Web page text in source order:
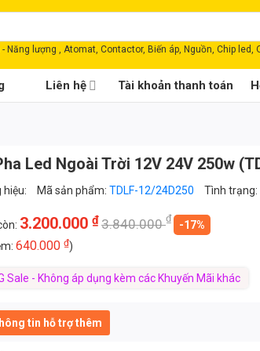
Năng lượng , Atomat, Contactor, Biến áp, Nguồn, Chip led,
Liên hệ Tài khoản thanh toán
Led Ngoài Trời 12V 24V 250w
Mã sản phẩm: TDLF-12/24D250 Tình trạng:
3.200.000 ₫3.840.000₫
-17%
640.000 ₫)
Sale - Không áp dụng kèm các Khuyến Mãi khác
tin hỗ trợ thêm